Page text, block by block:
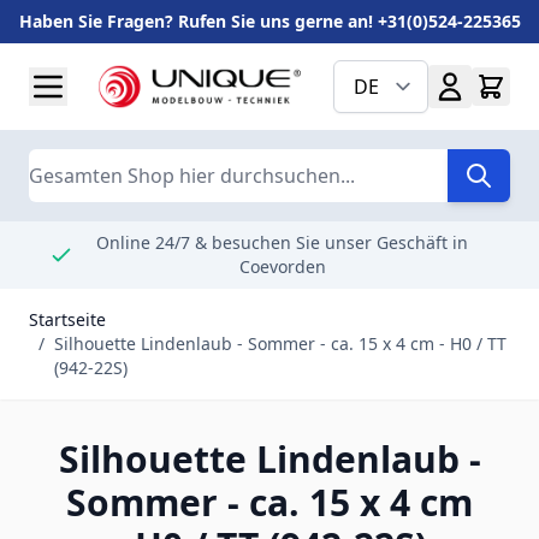
Haben Sie Fragen? Rufen Sie uns gerne an! +31(0)524-225365
DE
Suche
Online 24/7 & besuchen Sie unser Geschäft in
Coevorden
Startseite
/ Silhouette Lindenlaub - Sommer - ca. 15 x 4 cm - H0 / TT
(942-22S)
Silhouette Lindenlaub -
Sommer - ca. 15 x 4 cm